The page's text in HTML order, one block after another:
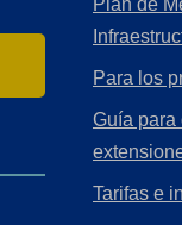
Plan de
Para los
Guía para
Tarifas e